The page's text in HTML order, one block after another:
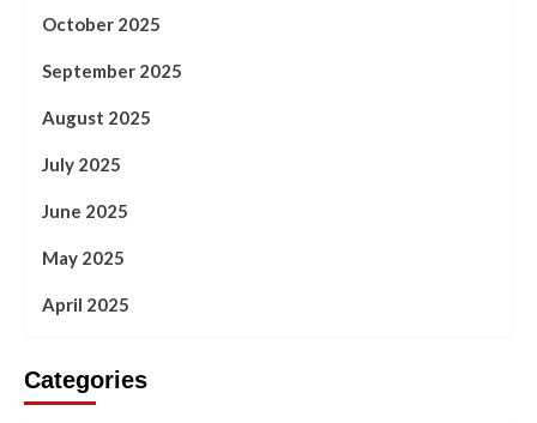
October 2025
September 2025
August 2025
July 2025
June 2025
May 2025
April 2025
Categories